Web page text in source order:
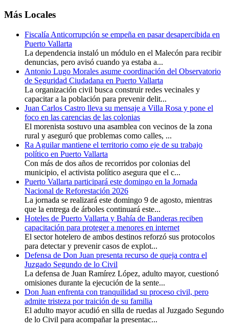
Más Locales
Fiscalía Anticorrupción se empeña en pasar desapercibida en
Puerto Vallarta
La dependencia instaló un módulo en el Malecón para recibir
denuncias, pero avisó cuando ya estaba a...
Antonio Lugo Morales asume coordinación del Observatorio
de Seguridad Ciudadana en Puerto Vallarta
La organización civil busca construir redes vecinales y
capacitar a la población para prevenir delit...
Juan Carlos Castro lleva su mensaje a Villa Rosa y pone el
foco en las carencias de las colonias
El morenista sostuvo una asamblea con vecinos de la zona
rural y aseguró que problemas como calles, ...
Ra Aguilar mantiene el territorio como eje de su trabajo
político en Puerto Vallarta
Con más de dos años de recorridos por colonias del
municipio, el activista político asegura que el c...
Puerto Vallarta participará este domingo en la Jornada
Nacional de Reforestación 2026
La jornada se realizará este domingo 9 de agosto, mientras
que la entrega de árboles continuará este...
Hoteles de Puerto Vallarta y Bahía de Banderas reciben
capacitación para proteger a menores en internet
El sector hotelero de ambos destinos reforzó sus protocolos
para detectar y prevenir casos de explot...
Defensa de Don Juan presenta recurso de queja contra el
Juzgado Segundo de lo Civil
La defensa de Juan Ramírez López, adulto mayor, cuestionó
omisiones durante la ejecución de la sente...
Don Juan enfrenta con tranquilidad su proceso civil, pero
admite tristeza por traición de su familia
El adulto mayor acudió en silla de ruedas al Juzgado Segundo
de lo Civil para acompañar la presentac...